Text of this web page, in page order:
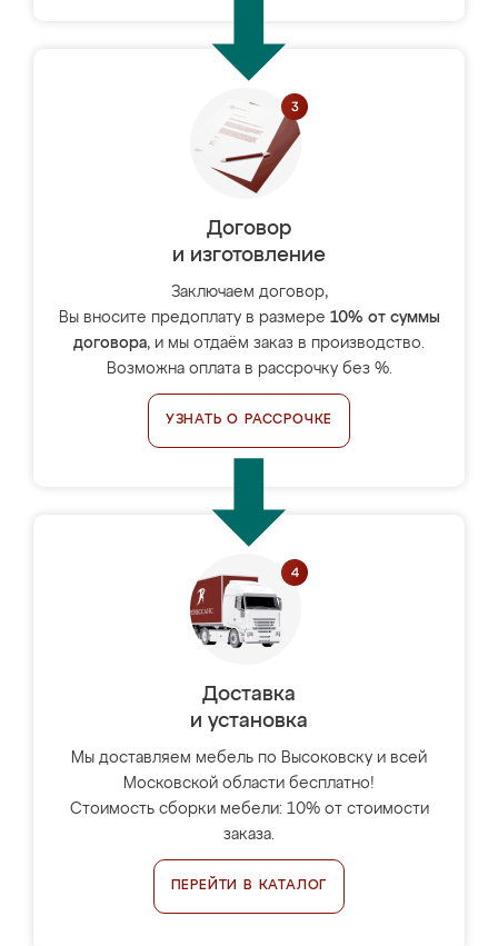
Договор
и изготовление
Заключаем договор,
Вы вносите предоплату в размере 10% от суммы
договора, и мы отдаём заказ в производство.
Возможна оплата в рассрочку без %.
УЗНАТЬ О РАССРОЧКЕ
Доставка
и установка
Мы доставляем мебель по Высоковску и всей
Московской области бесплатно!
Стоимость сборки мебели: 10% от стоимости
заказа.
ПЕРЕЙТИ В КАТАЛОГ